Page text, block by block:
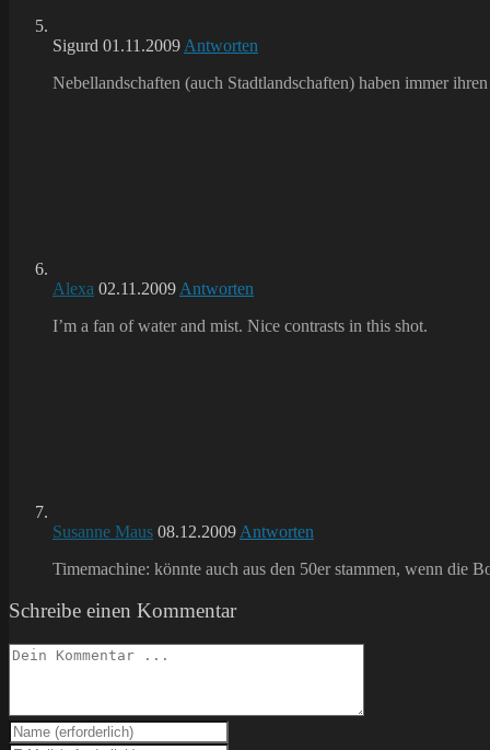
Sigurd 01.11.2009 Antworten
Nebellandschaften (auch Stadtlandschaften) haben immer
Alexa 02.11.2009 Antworten
I’m a fan of water and mist. Nice contrasts in this shot.
Susanne Maus 08.12.2009 Antworten
Timemachine: könnte auch aus den 50er stammen, wenn die
Schreibe einen Kommentar
Kommentieren
Gib